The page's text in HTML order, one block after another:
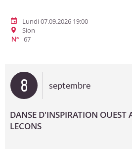
Lundi 07.09.2026 19:00
Sion
N°
67
8 septembre
DANSE D'INSPIRATION OUEST
LECONS